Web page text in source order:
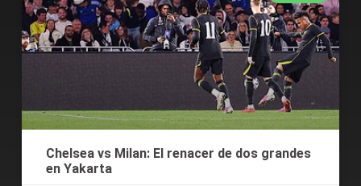
Chelsea vs Milan: El renacer de dos grandes
en Yakarta